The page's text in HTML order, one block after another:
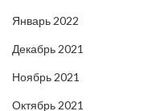
Январь 2022
Декабрь 2021
Ноябрь 2021
Октябрь 2021